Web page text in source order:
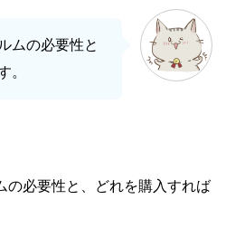
ムの必要性と
。
の必要性と、どれを購入すれば